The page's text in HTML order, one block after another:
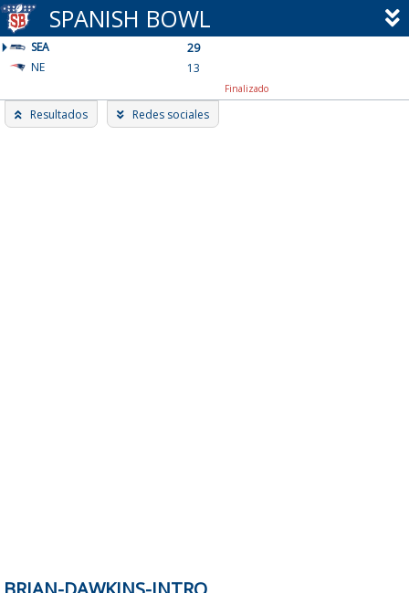
Skip
to
content
SPANISH BOWL
SEA
29
NE
13
Finalizado
Resultados Redes sociales